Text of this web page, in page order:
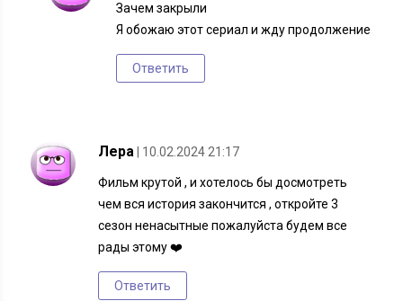
Зачем закрыли
Я обожаю этот сериал и жду продолжение
Ответить
Лера | 10.02.2024 21:17
Фильм крутой , и хотелось бы досмотреть
чем вся история закончится , откройте 3
сезон ненасытные пожалуйста будем все
рады этому ❤️
Ответить